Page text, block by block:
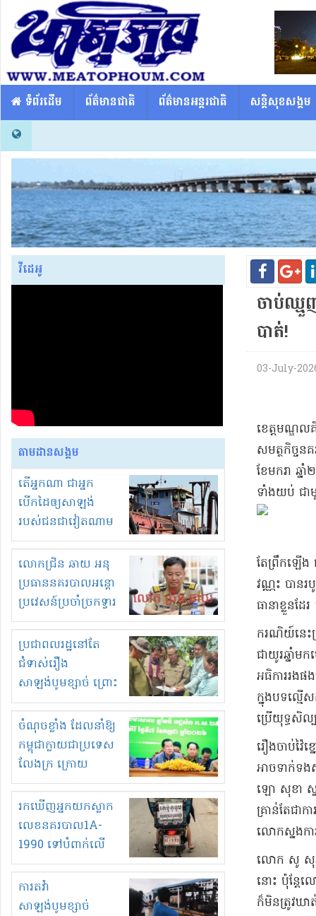
​​ ទំព័រដើម ព័ត៌មានជាតិ ព័ត៌មានអន្តរជាតិ សន្តិសុខសង្គម
វីដេអូ
តាមដានសង្គម
តើអ្នកណា ជាអ្នក
បើកដៃឲ្យសាឡង់
របស់ជនជាវៀតណាម
ចូល មកខុស
ច្បាប់លួចបូមខ្សាច់នៅ
ក្នុងប្រទេសកម្ពុជា
លោកជ្រិន ឆាយ អនុ
ប្រធាននគរបាលអន្តោ
ប្រវេសន៍ប្រចាំច្រកទ្វារ
ព្រំដែនភ្នំឌិន និងឈ្មួញ
មួយចំនួនទៀត
កំពង់តែគុបគិតគ្នា
ធ្វើសកម្មភាពរកស៊ីនិង
ស្តុកទំនិញគេចពន្ធ?
ប្រជាពលរដ្ឋនៅតែ
ជំទាស់រឿង
សាឡង់បូមខ្សាច់ ព្រោះ
ខ្លាចបាក់ច្រាំងទៀត!
ចំណុចខ្លាំង ដែលនាំឱ្យ
កម្ពុជាក្លាយជាប្រទេស
លែងក្រ ក្រោយ
ឆ្នាំ២០៣០
រកឃើញអ្នកយកស្លាក
លេខនគរបាល1A-
1990 ទៅបំពាក់លើ
ម៉ូតូរបស់ខ្លួន ដាកផ្លាក
រត់ឌុបហើយ
ការតវ៉ា
សាឡង់បូមខ្សាច់
ចាប់​ឈ្មួ
បាត់​!
03-July-
ខេត្តមណ្ឌល
សមត្ថកិច្ច​ន
ខែមករា ឆ្
ទាំងយប់ ជា
តែ​ព្រឹក​ឡើ
វ​ណ្ណះ បាន​
ធានា​ខ្លួន​ដែ
ករ​ណិ​យ៍​នេះ​ប្
ជា​យូរ​ឆ្នាំ​
អធិការរង​ផ
ក្នុង​បទល្មើ
ប្រើ​យុទ្ធសិ
រឿង​ចាប់​វ៉ៃ
អាច​ទាក់ទង​
ឡោ សុខា ស្ន
គ្រាន់តែ​ជា
លោកស្នងកា
លោក សូ សុវ
នោះ ប៉ុន្តែ​
ក៏​មិនត្រូវ​ឃា